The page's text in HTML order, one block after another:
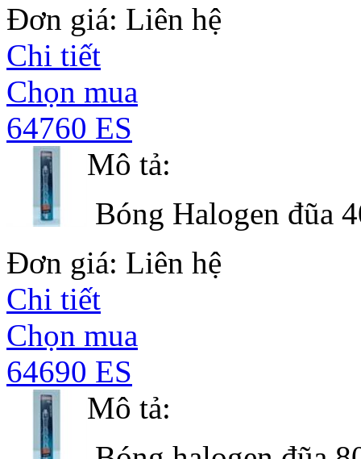
Đơn giá: Liên hệ
Chi tiết
Chọn mua
64760 ES
Mô tả:
Bóng Halogen đũa
Đơn giá: Liên hệ
Chi tiết
Chọn mua
64690 ES
Mô tả: